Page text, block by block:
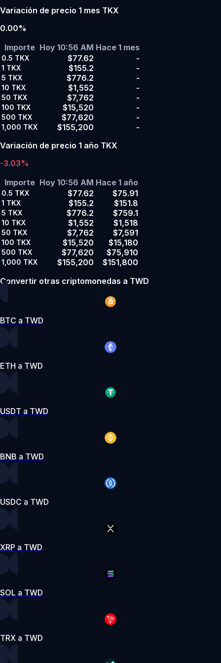
Variación de precio 1 mes TKX
0.00%
Importe Hoy 10:56 AM Hace 1 mes
0.5 TKX $77.62 -
1 TKX $155.2 -
5 TKX $776.2 -
10 TKX $1,552 -
50 TKX $7,762 -
100 TKX $15,520 -
500 TKX $77,620 -
1,000 TKX $155,200
-
Variación de precio 1 año TKX
-3.03%
Importe Hoy 10:56 AM Hace 1 año
0.5 TKX $77.62 $75.91
1 TKX $155.2 $151.8
5 TKX $776.2 $759.1
10 TKX $1,552 $1,518
50 TKX $7,762 $7,591
100 TKX $15,520 $15,180
500 TKX $77,620 $75,910
1,000 TKX $155,200
$151,800
Convertir otras criptomonedas a TWD
BTC a TWD
ETH a TWD
USDT a TWD
BNB a TWD
USDC a TWD
XRP a TWD
SOL a TWD
TRX a TWD